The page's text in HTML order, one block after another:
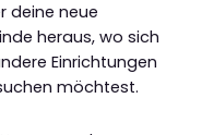
deine neue
heraus, wo sich
Einrichtungen
möchtest.